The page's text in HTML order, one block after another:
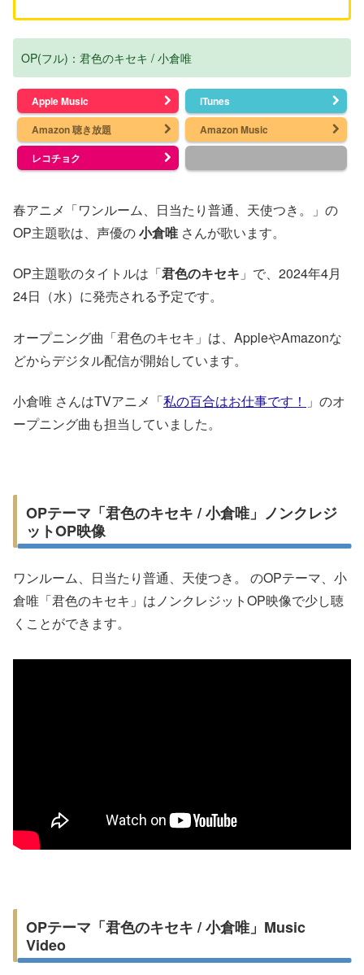
OP(フル)：君色のキセキ / 小倉唯
Apple Music
iTunes
Amazon 聴き放題
Amazon Music
レコチョク
春アニメ「ワンルーム、日当たり普通、天使つき。」の
OP主題歌は、声優の小倉唯 さんが歌います。
OP主題歌のタイトルは「君色のキセキ 」で、2024年4月
24日（水）に発売される予定です。
オープニング曲「君色のキセキ」は、AppleやAmazonな
どからデジタル配信が開始しています。
小倉唯 さんはTVアニメ「私の百合はお仕事です！ 」のオ
ープニング曲も担当していました。
OPテーマ「君色のキセキ / 小倉唯」ノンクレジ
ットOP映像
ワンルーム、日当たり普通、天使つき。 のOPテーマ、小
倉唯「君色のキセキ」はノンクレジットOP映像で少し聴
くことができます。
OPテーマ「君色のキセキ / 小倉唯」Music
Video